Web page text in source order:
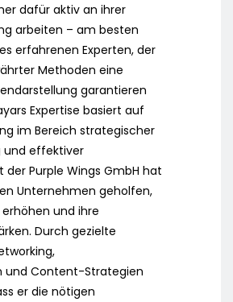
dafür aktiv an ihrer
arbeiten – am besten
erfahrenen Experten, der
Methoden eine
garantieren
Expertise basiert auf
im Bereich strategischer
und effektiver
Purple Wings GmbH hat
Unternehmen geholfen,
und ihre
Durch gezielte
und Content-Strategien
er die nötigen